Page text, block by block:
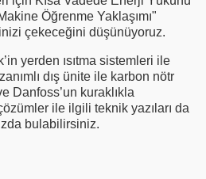
Öğrenme Yaklaşımı"
çekeceğini düşünüyoruz.
yerden ısıtma sistemleri ile
dış ünite ile karbon nötr
Danfoss’un kuraklıkla
ile ilgili teknik yazıları da
bulabilirsiniz.